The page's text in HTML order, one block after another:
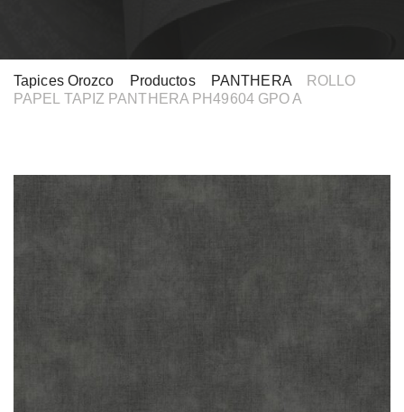
Tapices Orozco Productos> PANTHERA>
ROLLO
PAPEL TAPIZ PANTHERA PH49604 GPO A